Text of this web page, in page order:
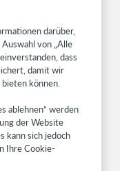
and much more—
darüber,
von „Alle
dass
damit wir
können.
ablehnen“ werden
der Website
kann sich jedoch
Ihre Cookie-